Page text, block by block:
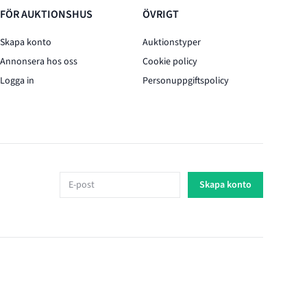
FÖR AUKTIONSHUS
Skapa konto
Annonsera hos oss
Logga in
ÖVRIGT
Auktionstyper
Cookie policy
Personuppgiftspolicy
E-post Skapa konto